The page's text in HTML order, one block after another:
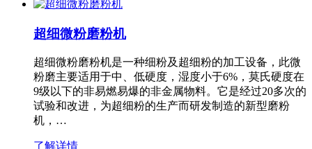
超细微粉磨粉机
超细微粉磨粉机是一种细粉及超细粉的加工设备，此微
粉磨主要适用于中、低硬度，湿度小于6%，莫氏硬度在
9级以下的非易燃易爆的非金属物料。它是经过20多次的
试验和改进，为超细粉的生产而研发制造的新型磨粉
机，…
了解详情